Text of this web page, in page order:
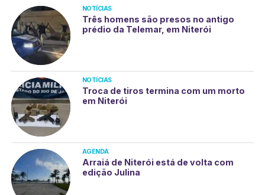
NOTÍCIAS
Três homens são presos no antigo
prédio da Telemar, em Niterói
NOTÍCIAS
Troca de tiros termina com um morto
em Niterói
AGENDA
Arraiá de Niterói está de volta com
edição Julina